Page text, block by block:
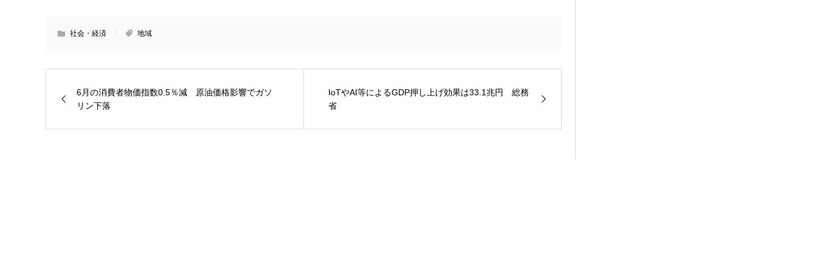
社会・経済 地域
6月の消費者物価指数0.5％減 原油価格影響でガソ
リン下落
IoTやAI等によるGDP押し上げ効果は33.1兆円 総務
省